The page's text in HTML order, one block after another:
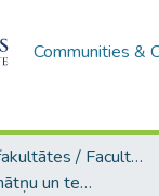
Communities &
B4 – LU fakultātes / Faculties of the UL
A -- Eksakto zinātņu un tehnoloģiju fakultāte / Faculty of Science and Technology